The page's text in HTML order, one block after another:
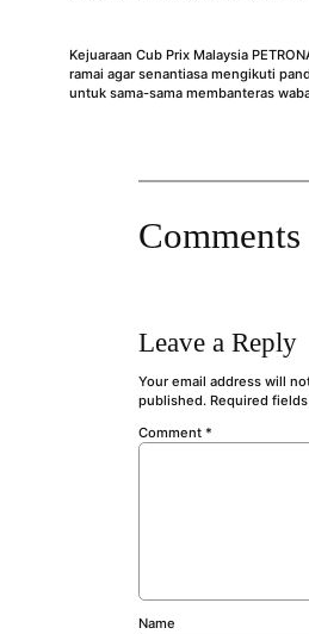
Kejuaraan Cub Prix Malaysia
ramai agar senantiasa mengikuti
untuk sama-sama membanteras
Comments
Leave a Reply
Your email address will
published. Required
Comment *
Name